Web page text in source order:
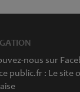
nous sur
public.fr : Le